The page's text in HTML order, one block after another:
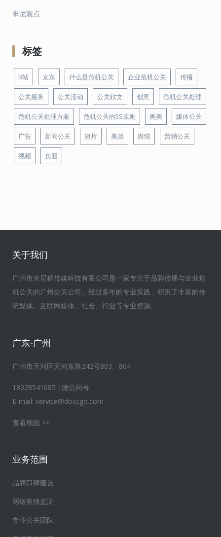
米尼观点
标签
B站 京东 什么是危机公关 企业危机公关 传播
公关服务 公关活动 公关软文 创意 危机公关处理
危机公关处理方案 危机公关的5S原则 奥美 媒体公关
广告 新闻公关 短片 美团 舆情 营销公关
视频 负面
关于我们
广州市米尼稻传媒科技有限公司是一家专注于品牌传播与企业危
机公关的广州公关公司。经过多年的专业实践，积累了丰富的传
统媒体、互联网媒体、社会、行业等专业资源。
广东-广州
广州市天河区天河东路242号803、804
18028541085 |微信同号
E-mail: service@doccgo.com
查看地图 >>
业务范围
品牌口碑建设
网络舆情监测
专业公关团队